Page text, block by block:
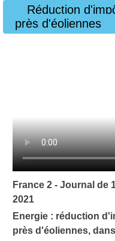
Réduction
près d'éoliennes
France 2 - Journal de
2021
Energie : réduction
près d'éoliennes,